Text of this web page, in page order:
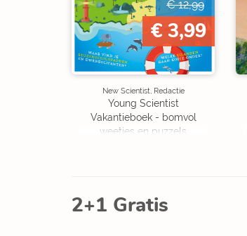
€ 12,99
€ 3,99
New Scientist, Redactie
Young Scientist
Vakantieboek - bomvol
weetjes en puzzels
2+1 Gratis